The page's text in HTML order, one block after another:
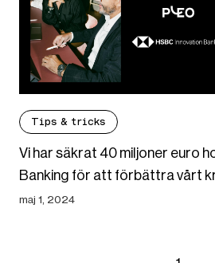
Tips & tricks
Vi har säkrat 40 miljoner euro
Banking för att förbättra vårt
maj 1, 2024